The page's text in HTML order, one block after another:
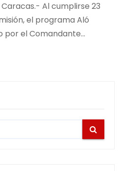
Al cumplirse 23
el programa Aló
por el Comandante…